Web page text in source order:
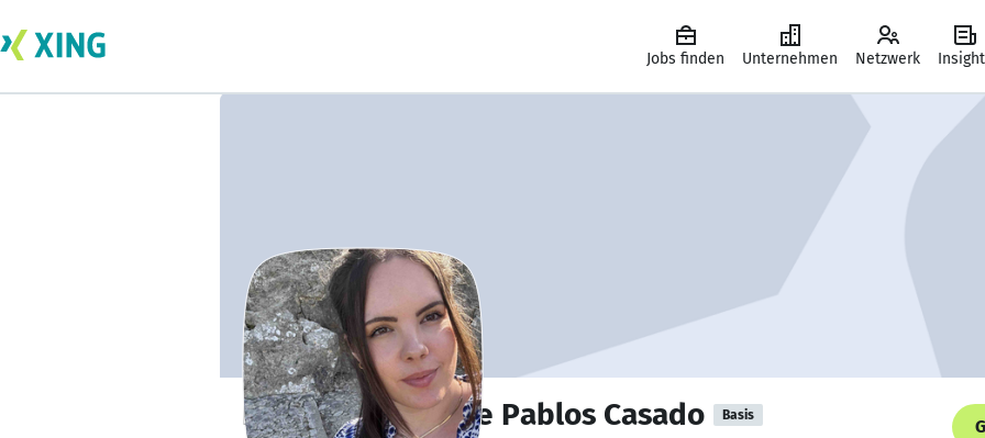
Jobs finden Unternehmen Netzwerk
Laura Angelina De Pablos Casado Basis